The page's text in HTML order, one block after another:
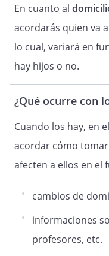
a. Los hijos
acordado
de semana
las ocho de la
"puente" o un
semana, los
de aquel
Los hijos serán
lugar, deberán
finalizado el
En cuanto al
acordarás quien va
lo cual, variará en
hay hijos o no.
¿Qué ocurre con
Cuando los hay, en el
acordar cómo
afecten a ellos en el
cambios de
informaciones
profesores, etc.